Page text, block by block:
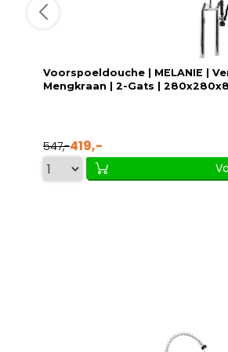
Voorspoeldouche | MELANIE |
Mengkraan | 2-Gats |
547,-419,-